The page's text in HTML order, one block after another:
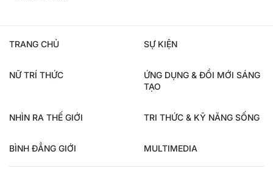
TRANG CHỦ SỰ KIỆN
NỮ TRÍ THỨC
ỨNG DỤNG & ĐỔI MỚI SÁNG
TẠO
NHÌN RA THẾ GIỚI TRI THỨC & KỸ NĂNG SỐNG
BÌNH ĐẲNG GIỚI MULTIMEDIA